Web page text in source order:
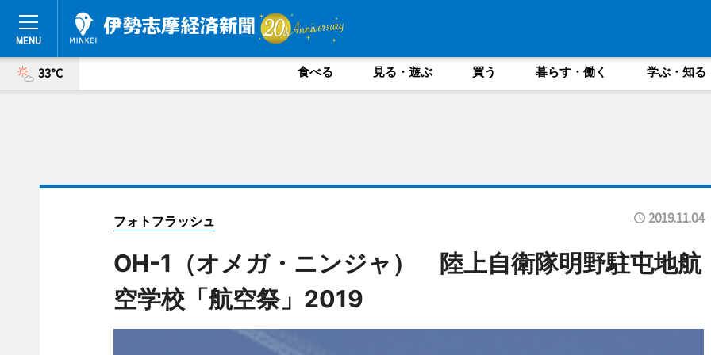
33°C 食べる 見る・遊ぶ 買う 暮らす・働く 学ぶ・知る
フォトフラッシュ 2019.11.04
OH-1（オメガ・ニンジャ） 陸上自衛隊明野駐屯地航
空学校「航空祭」2019